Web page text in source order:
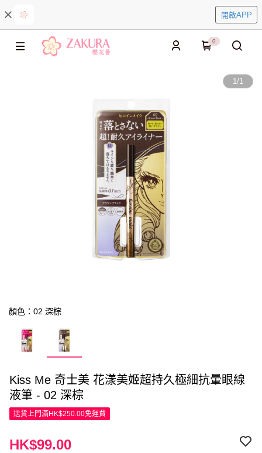
開啟APP
0
1/1
顏色：02 深棕
Kiss Me 奇士美 花漾美姬超持久極細抗暈眼線
液筆 - 02 深棕
送貨上門滿HK$250.00免運費
HK$99.00